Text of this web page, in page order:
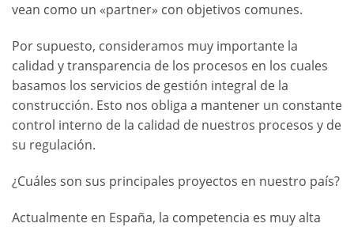
vean como un «partner» con objetivos comunes.
Por supuesto, consideramos muy importante la
calidad y transparencia de los procesos en los cuales
basamos los servicios de gestión integral de la
construcción. Esto nos obliga a mantener un constante
control interno de la calidad de nuestros procesos y de
su regulación.
¿Cuáles son sus principales proyectos en nuestro país?
Actualmente en España, la competencia es muy alta